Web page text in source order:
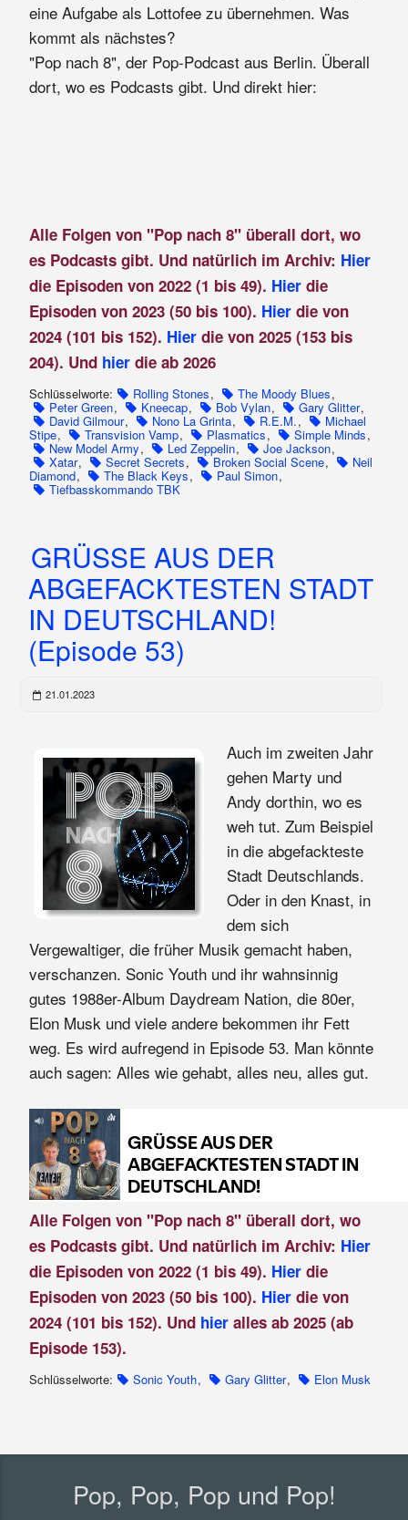
eine Aufgabe als Lottofee zu übernehmen. Was
kommt als nächstes?
"Pop nach 8", der Pop-Podcast aus Berlin. Überall
dort, wo es Podcasts gibt. Und direkt hier:
Alle Folgen von "Pop nach 8" überall dort, wo
es Podcasts gibt. Und natürlich im Archiv: Hier
die Episoden von 2022 (1 bis 49). Hierdie
Episoden von 2023 (50 bis 100). Hier die von
2024 (101 bis 152). Hier die von 2025 (153 bis
204). Und hier die ab 2026
Schlüsselworte: Rolling Stones, The Moody Blues,
Peter Green, Kneecap, Bob Vylan, Gary Glitter,
David Gilmour, Nono La Grinta, R.E.M., Michael
Stipe, Transvision Vamp, Plasmatics, Simple Minds,
New Model Army, Led Zeppelin, Joe Jackson,
Xatar, Secret Secrets, Broken Social Scene, Neil
Diamond, The Black Keys, Paul Simon,
Tiefbasskommando TBK
GRÜSSE AUS DER
ABGEFACKTESTEN STADT
IN DEUTSCHLAND!
(Episode 53)
21.01.2023
Auch im zweiten Jahr
gehen Marty und
Andy dorthin, wo es
weh tut. Zum Beispiel
in die abgefackteste
Stadt Deutschlands.
Oder in den Knast, in
dem sich
Vergewaltiger, die früher Musik gemacht haben,
verschanzen. Sonic Youth und ihr wahnsinnig
gutes 1988er-Album Daydream Nation, die 80er,
Elon Musk und viele andere bekommen ihr Fett
weg. Es wird aufregend in Episode 53. Man könnte
auch sagen: Alles wie gehabt, alles neu, alles gut.
Alle Folgen von "Pop nach 8" überall dort, wo
es Podcasts gibt. Und natürlich im Archiv: Hier
die Episoden von 2022 (1 bis 49). Hierdie
Episoden von 2023 (50 bis 100). Hier die von
2024 (101 bis 152). Und hier alles ab 2025 (ab
Episode 153).
Schlüsselworte: Sonic Youth, Gary Glitter, Elon Musk
Pop, Pop, Pop und Pop!